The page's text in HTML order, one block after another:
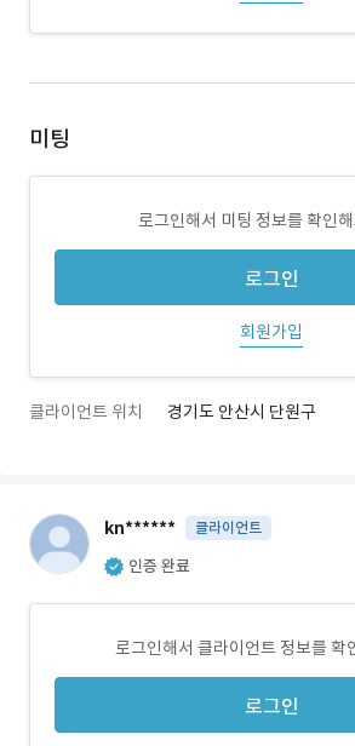
미팅
로그인해서 미팅 정보를 확인
로그인
회원가입
클라이언트 위치 경기도 안산시 단원구
kn****** 클라이언트
인증 완료
로그인해서 클라이언트 정보를 확
로그인